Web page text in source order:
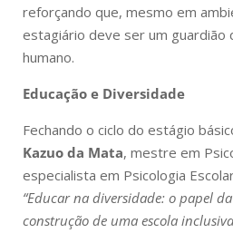
reforçando que, mesmo em
estagiário deve ser um
humano.
Educação e Diversidade
Fechando o ciclo do estágio
Kazuo da Mata, mestre em
especialista em Psicologia
“Educar na diversidade: o papel
construção de uma escola